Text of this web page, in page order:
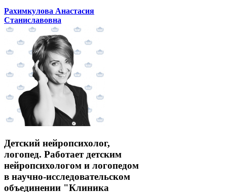
Рахимкулова Анастасия
Станиславовна
Детский нейропсихолог,
логопед. Работает детским
нейропсихологом и логопедом
в научно-исследовательском
объединении "Клиника